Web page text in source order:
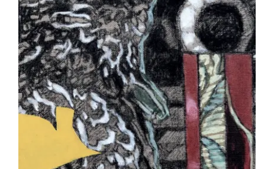
Les travaux et les jours – Thierry
Pertuisot